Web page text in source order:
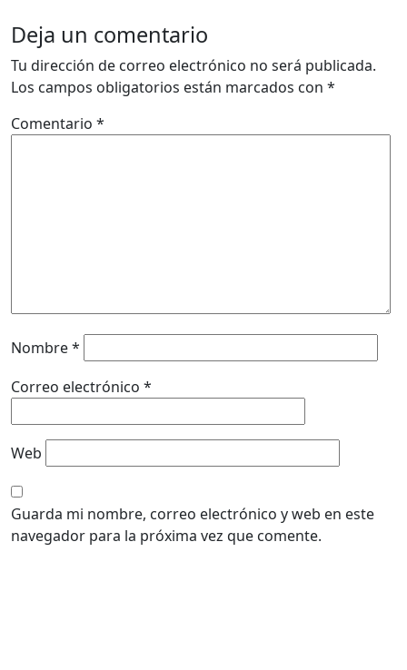
Deja un comentario
Tu dirección de correo electrónico no será publicada.
Los campos obligatorios están marcados con *
Comentario *
Nombre*
Correo electrónico *
Web
Guarda mi nombre, correo electrónico y web en este
navegador para la próxima vez que comente.